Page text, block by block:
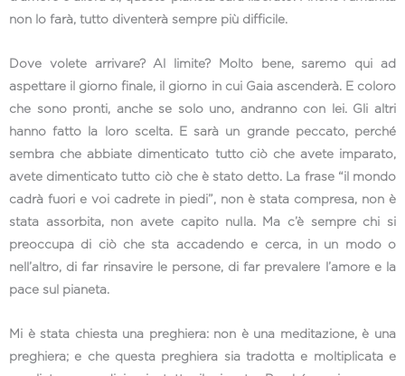
non lo farà, tutto diventerà sempre più difficile.
Dove volete arrivare? Al limite? Molto bene, saremo qui ad
aspettare il giorno finale, il giorno in cui Gaia ascenderà. E coloro
che sono pronti, anche se solo uno, andranno con lei. Gli altri
hanno fatto la loro scelta. E sarà un grande peccato, perché
sembra che abbiate dimenticato tutto ciò che avete imparato,
avete dimenticato tutto ciò che è stato detto. La frase “il mondo
cadrà fuori e voi cadrete in piedi”, non è stata compresa, non è
stata assorbita, non avete capito nulla. Ma c’è sempre chi si
preoccupa di ciò che sta accadendo e cerca, in un modo o
nell’altro, di far rinsavire le persone, di far prevalere l’amore e la
pace sul pianeta.
Mi è stata chiesta una preghiera: non è una meditazione, è una
preghiera; e che questa preghiera sia tradotta e moltiplicata e